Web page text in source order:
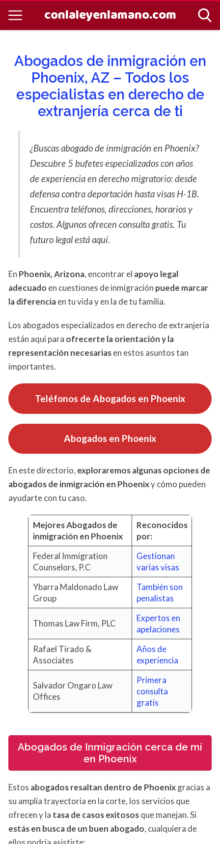
conlaleyenlamano.com
Abogados de inmigración en
Phoenix, AZ – Todos los
especialistas en derecho de
extranjería cerca de ti
¿Buscas abogado de inmigración en Phoenix?
Descubre 5 bufetes especializados con años
de experiencia en derecho migratorio: desde
defensa contra deportación hasta visas H-1B.
Encuentra teléfonos, direcciones, horarios y
costos. Algunos ofrecen consulta gratis. Tu
futuro legal está aquí.
En Phoenix, Arizona, encontrar el apoyo legal
adecuado en cuestiones de inmigración puede marcar
la diferenciaen tu vida y en la de tu familia.
Los abogados especializados en derecho de extranjería
están aquí para ofrecerte la orientación y la
representación necesariasen estos asuntos tan
importantes.
Teléfonos de Abogados en Phoenix
Abogados en Phoenix
En este directorio, exploraremos algunas opciones de
abogados de inmigración en Phoenixy cómo pueden
ayudarte con tu caso.
Mejores Abogados de
inmigración en Phoenix
Reconocidos
por:
Federal Immigration
Counselors, P.C
Gestionan
varias visas
Ybarra Maldonado Law
Group
También son
penalistas
Thomas Law Firm, PLC
Expertos en
apelaciones
Rafael Tirado &
Associates
Años de
experiencia
Salvador Ongaro Law
Offices
Primera
consulta
gratis
Abogados de Inmigración cerca de mí
en Phoenix
Estos abogados resaltan dentro de Phoenixgracias a
su amplia trayectoria en la corte, los servicios que
ofrecen y la tasa de casos exitososque manejan. Si
estás en busca de un buen abogado, cualquiera de